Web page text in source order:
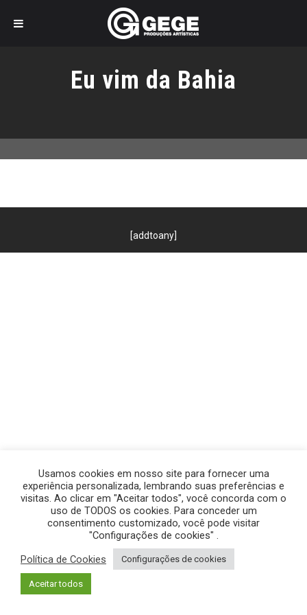
o
Eu vim da Bahia
[addtoany]
© GEGE PRODUÇÕES – TODOS OS DIREITOS RESERVADOS.
POLÍTICA DE PRIVACIDADE
Usamos cookies em nosso site para fornecer uma
experiência personalizada, lembrando suas preferências e
visitas. Ao clicar em "Aceitar todos", você concorda com o
uso de TODOS os cookies. Para conceder um
consentimento customizado, você pode visitar
"Configurações de cookies" .
Política de Cookies
Configurações de cookies
Aceitar todos